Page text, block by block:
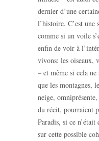
dernier d’une
l’histoire. C’est une
comme si un voile
enfin de voir à
vivons: les oiseaux,
– et même si cela
que les montagnes,
neige,
du récit, pourraient
Paradis, si ce
sur cette possible